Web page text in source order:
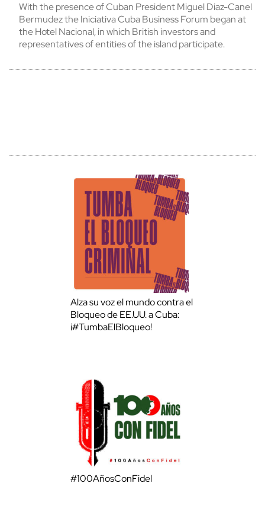
With the presence of Cuban President Miguel Diaz-Canel
Bermudez the Iniciativa Cuba Business Forum began at
the Hotel Nacional, in which British investors and
representatives of entities of the island participate.
Alza su voz el mundo contra el
Bloqueo de EE.UU. a Cuba:
¡#TumbaElBloqueo!
#100AñosConFidel